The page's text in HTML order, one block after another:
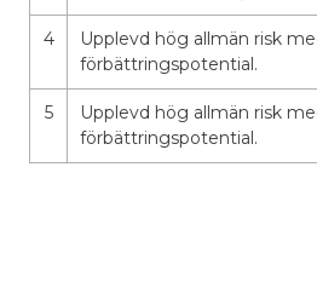
4
Upplevd hög allmän risk
förbättringspotential.
5
Upplevd hög allmän risk
förbättringspotential.